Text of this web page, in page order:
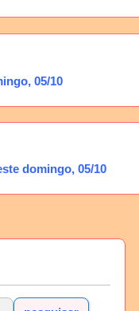
05/10
domingo, 05/10